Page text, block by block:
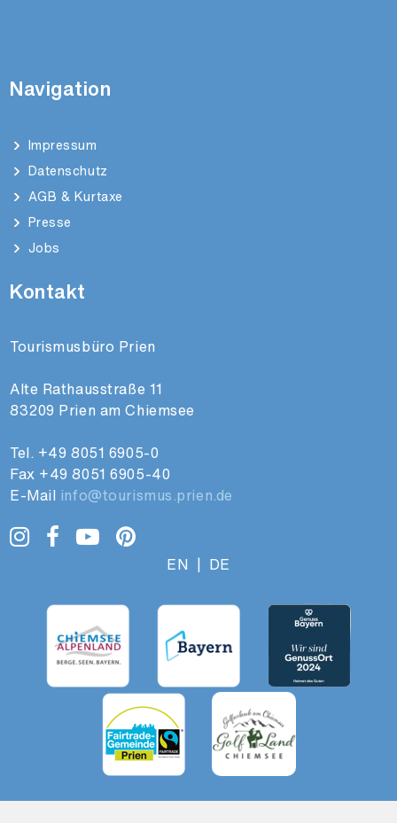
Navigation
Impressum
Datenschutz
AGB & Kurtaxe
Presse
Jobs
Kontakt
Tourismusbüro Prien
Alte Rathausstraße 11
83209 Prien am Chiemsee
Tel. +49 8051 6905-0
Fax +49 8051 6905-40
E-Mail info@tourismus.prien.de
EN | DE